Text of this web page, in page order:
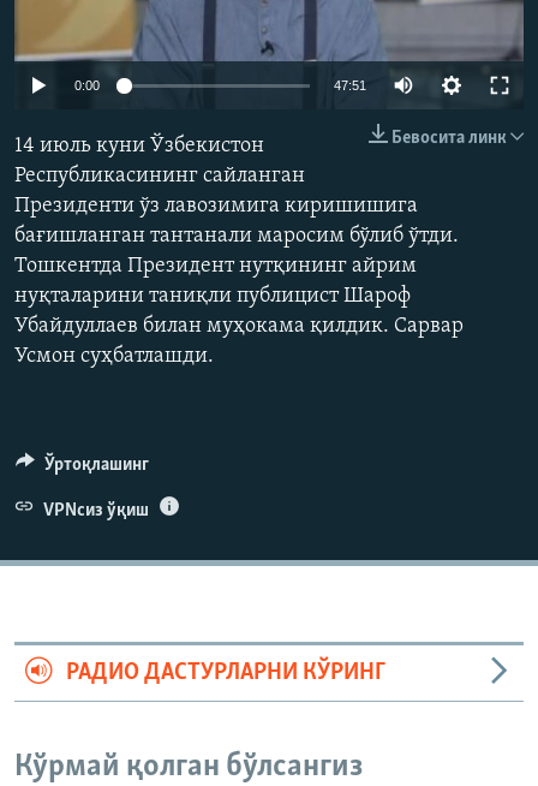
360p 480p
720p
0:00 47:51
480p
720p
Бевосита линк
14 июль куни Ўзбекистон
Республикасининг сайланган
Президенти ўз лавозимига киришишига
бағишланган тантанали маросим бўлиб ўтди.
Тошкентда Президент нутқининг айрим
нуқталарини таниқли публицист Шароф
Убайдуллаев билан муҳокама қилдик. Сарвар
Усмон суҳбатлашди.
Ўртоқлашинг
VPNсиз ўқиш
РАДИО ДАСТУРЛАРНИ КЎРИНГ
Кўрмай қолган бўлсангиз